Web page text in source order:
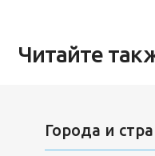
Читайте
Города и